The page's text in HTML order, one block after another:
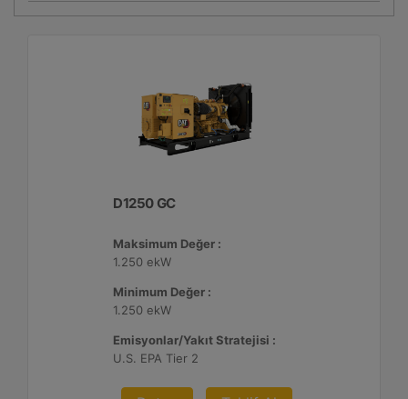
D1250 GC
Maksimum Değer :
1.250 ekW
Minimum Değer :
1.250 ekW
Emisyonlar/Yakıt Stratejisi :
U.S. EPA Tier 2